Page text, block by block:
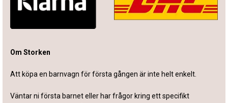
Om Storken
Att köpa en barnvagn för första gången är inte helt enkelt.
Väntar ni första barnet eller har frågor kring ett specifikt